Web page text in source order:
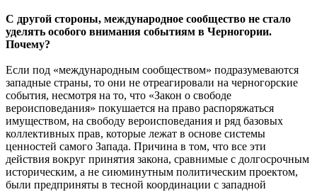
С другой стороны, международное сообщество не стало
уделять особого внимания событиям в Черногории.
Почему?
Если под «международным сообществом» подразумеваются
западные страны, то они не отреагировали на черногорские
события, несмотря на то, что «Закон о свободе
вероисповедания» покушается на право распоряжаться
имуществом, на свободу вероисповедания и ряд базовых
коллективных прав, которые лежат в основе системы
ценностей самого Запада. Причина в том, что все эти
действия вокруг принятия закона, сравнимые с долгосрочным
историческим, а не сиюминутным политическим проектом,
были предприняты в тесной координации с западной